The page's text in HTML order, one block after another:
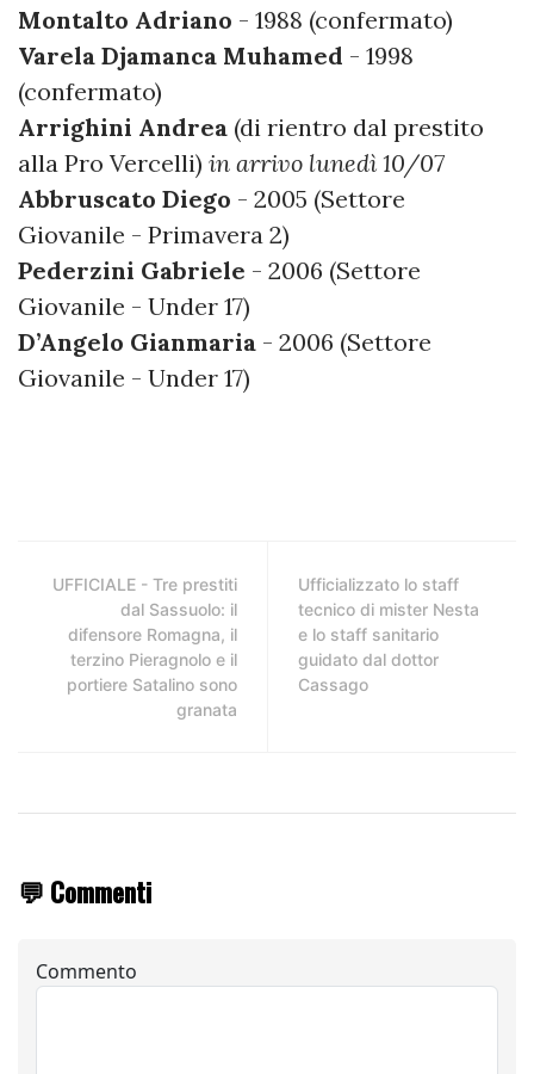
Montalto Adriano - 1988 (confermato)
Varela Djamanca Muhamed - 1998
(confermato)
Arrighini Andrea (di rientro dal prestito
alla Pro Vercelli) in arrivo lunedì 10/07
Abbruscato Diego - 2005 (Settore
Giovanile - Primavera 2)
Pederzini Gabriele - 2006 (Settore
Giovanile - Under 17)
D’Angelo Gianmaria - 2006 (Settore
Giovanile - Under 17)
UFFICIALE - Tre prestiti
dal Sassuolo: il
difensore Romagna, il
terzino Pieragnolo e il
portiere Satalino sono
granata
Ufficializzato lo staff
tecnico di mister Nesta
e lo staff sanitario
guidato dal dottor
Cassago
💬 Commenti